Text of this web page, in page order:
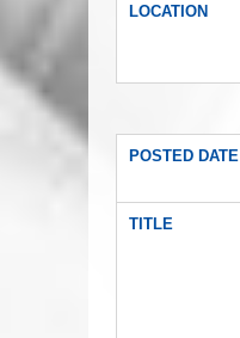
LOCATION
POSTED DATE
TITLE